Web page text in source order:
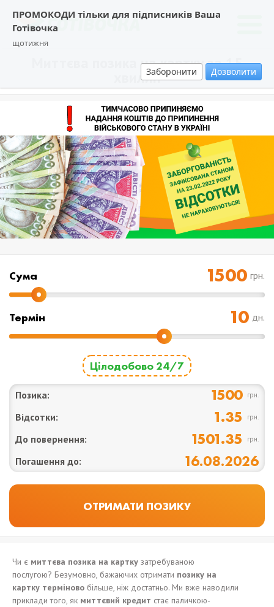
ПРОМОКОДИ тільки для підписників Ваша
Готівочка
щотижня
Заборонити Дозволити
Миттєва позика на картку за 15
хвилин
Cума грн.
Термін дн.
Цілодобово 24/7
Позика: 1500 грн.
Відсотки: 1.35 грн.
До повернення: 1501.35 грн.
Погашення до: 16.08.2026
Чи є миттєва позика на картку затребуваною
послугою? Безумовно, бажаючих отримати позику на
картку терміново більше, ніж достатньо. Ми вже наводили
приклади того, як миттєвий кредит стає паличкою-